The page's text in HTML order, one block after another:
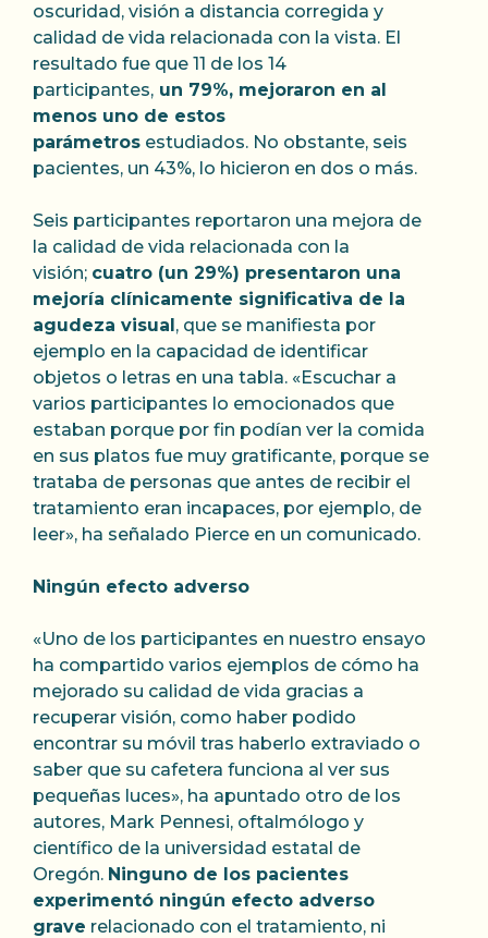
oscuridad, visión a distancia corregida y
calidad de vida relacionada con la vista. El
resultado fue que 11 de los 14
participantes, un 79%, mejoraron en al
menos uno de estos
parámetros estudiados. No obstante, seis
pacientes, un 43%, lo hicieron en dos o más.
Seis participantes reportaron una mejora de
la calidad de vida relacionada con la
visión; cuatro (un 29%) presentaron una
mejoría clínicamente significativa de la
agudeza visual , que se manifiesta por
ejemplo en la capacidad de identificar
objetos o letras en una tabla. «Escuchar a
varios participantes lo emocionados que
estaban porque por fin podían ver la comida
en sus platos fue muy gratificante, porque se
trataba de personas que antes de recibir el
tratamiento eran incapaces, por ejemplo, de
leer», ha señalado Pierce en un comunicado.
Ningún efecto adverso
«Uno de los participantes en nuestro ensayo
ha compartido varios ejemplos de cómo ha
mejorado su calidad de vida gracias a
recuperar visión, como haber podido
encontrar su móvil tras haberlo extraviado o
saber que su cafetera funciona al ver sus
pequeñas luces», ha apuntado otro de los
autores, Mark Pennesi, oftalmólogo y
científico de la universidad estatal de
Oregón. Ninguno de los pacientes
experimentó ningún efecto adverso
grave relacionado con el tratamiento, ni